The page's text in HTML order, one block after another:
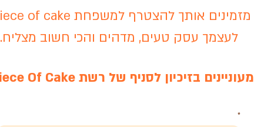
לעצמך עסק טעים, מדהים והכי חשוב מצליח.
מעוניינים בזיכיון לסניף של רשת Piece Of Cake?
*